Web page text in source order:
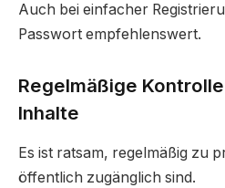
Auch bei einfacher
Passwort empfehlenswert.
Regelmäßige
Inhalte
Es ist ratsam, regelmäßig zu
öffentlich zugänglich sind.